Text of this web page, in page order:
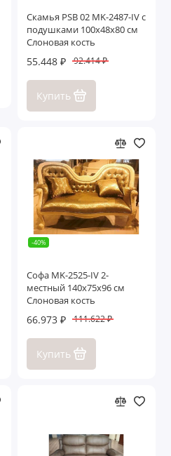
Скамья PSB 02 MK-2487-IV с
подушками 100х48х80 см
Слоновая кость
55.448 ₽ 92.414 ₽
Купить
-40%
Софа MK-2525-IV 2-
местный 140х75х96 см
Слоновая кость
66.973 ₽ 111.622 ₽
Купить